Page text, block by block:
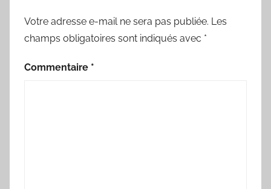
Votre adresse e-mail ne sera pas publiée. Les
champs obligatoires sont indiqués avec *
Commentaire *